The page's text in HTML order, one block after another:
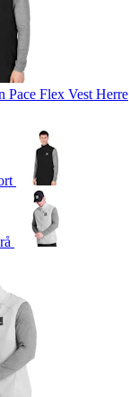
Pace Flex Vest Herre